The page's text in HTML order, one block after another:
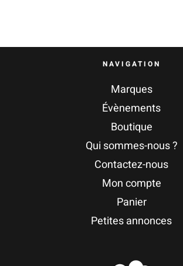
NAVIGATION
Marques
Évènements
Boutique
Qui sommes-nous ?
Contactez-nous
Mon compte
Panier
Petites annonces